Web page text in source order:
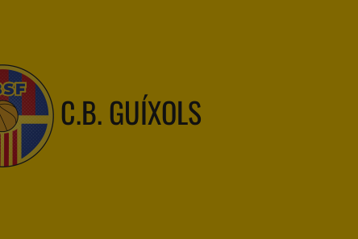
C.B. GUÍXOLS